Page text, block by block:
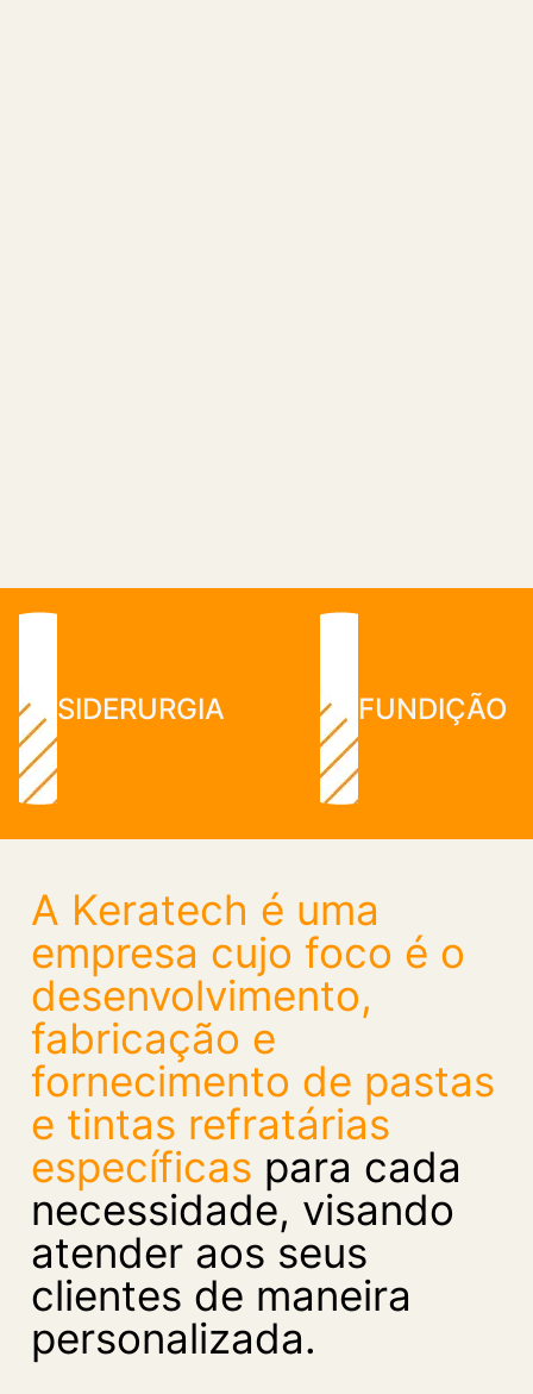
SIDERURGIA FUNDIÇÃO
A Keratech é uma
empresa cujo foco é o
desenvolvimento,
fabricação e
fornecimento de pastas
e tintas refratárias
específicas para cada
necessidade, visando
atender aos seus
clientes de maneira
personalizada.